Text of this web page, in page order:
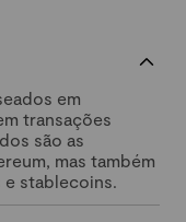
em
transações
são as
mas também
stablecoins.